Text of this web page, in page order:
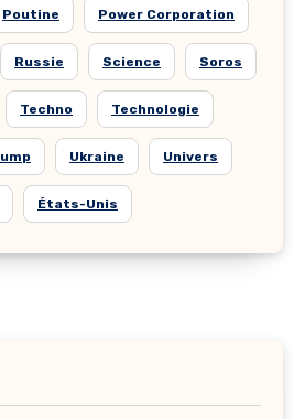
Poutine Power Corporation
Russie Science Soros
Techno Technologie
Ukraine Univers
États-Unis